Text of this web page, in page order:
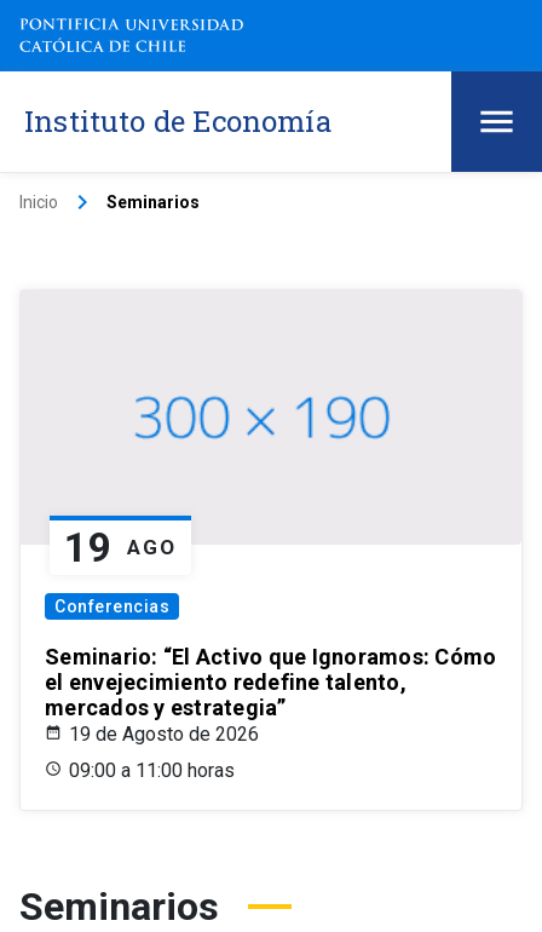
Instituto de Economía
Inicio keyboard_arrow_right Seminarios
19 AGO
Conferencias
Seminario: “El Activo que Ignoramos: Cómo
el envejecimiento redefine talento,
mercados y estrategia”
19 de Agosto de 2026
09:00 a 11:00 horas
Seminarios